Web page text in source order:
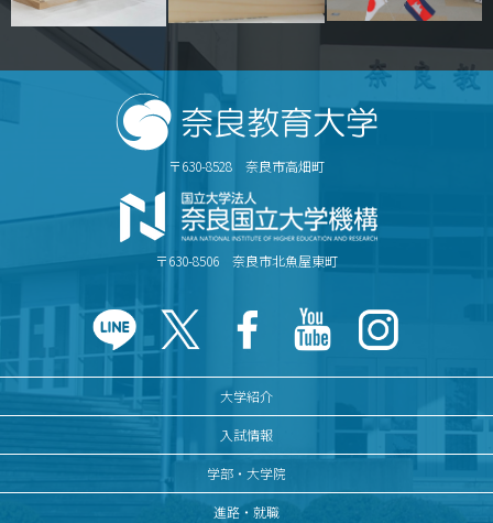
教員一覧
附属学校園
〒630-8528 奈良市高畑町
〒630-8506 奈良市北魚屋東町
大学紹介
入試情報
学部・大学院
進路・就職